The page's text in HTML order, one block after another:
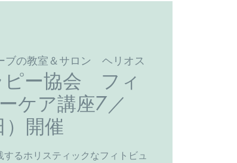
ブの教室＆サロン ヘリオス
ピー協会 フィ
ケア講座7／
開催
るホリスティックなフィトビュ